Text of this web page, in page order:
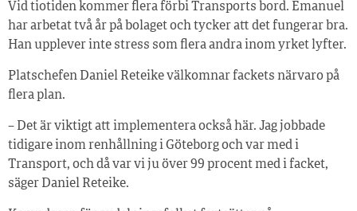
Vid tiotiden kommer flera förbi Transports bord. Emanuel
har arbetat två år på bolaget och tycker att det fungerar bra.
Han upplever inte stress som flera andra inom yrket lyfter.
Platschefen Daniel Reteike välkomnar fackets närvaro på
flera plan.
– Det är viktigt att implementera också här. Jag jobbade
tidigare inom renhållning i Göteborg och var med i
Transport, och då var vi ju över 99 procent med i facket,
säger Daniel Reteike.